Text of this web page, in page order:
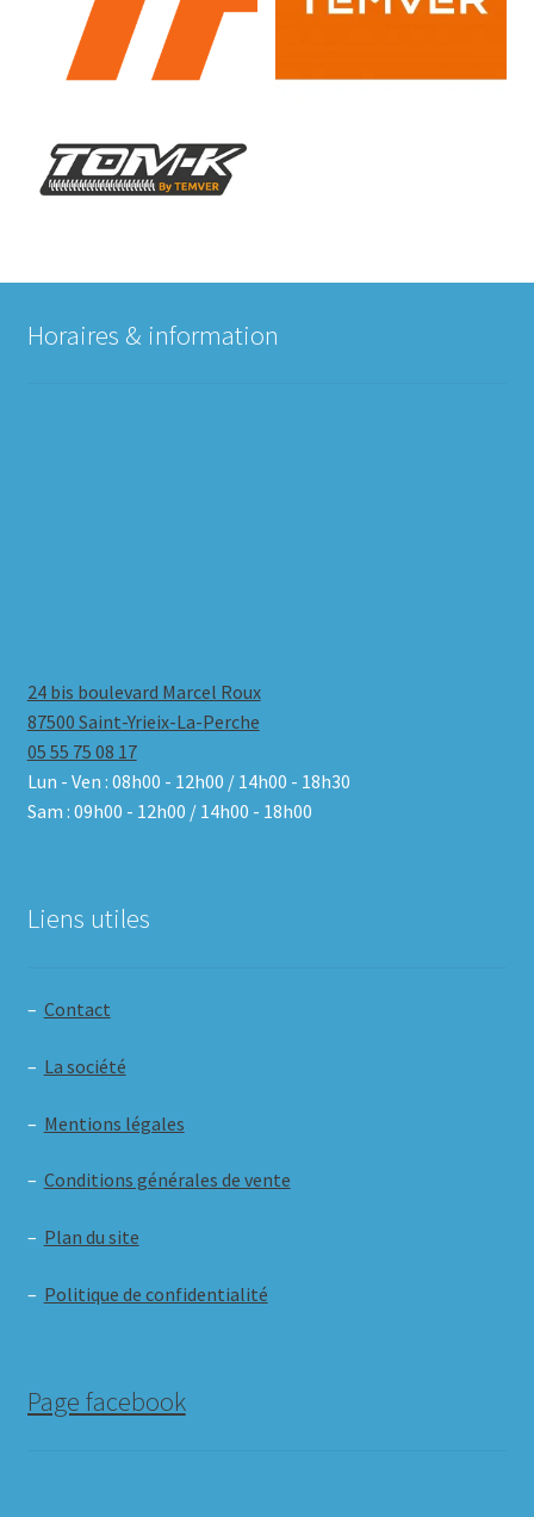
Horaires & information
24 bis boulevard Marcel Roux
87500 Saint-Yrieix-La-Perche
05 55 75 08 17
Lun - Ven : 08h00 - 12h00 / 14h00 - 18h30
Sam : 09h00 - 12h00 / 14h00 - 18h00
Liens utiles
– Contact
– La société
– Mentions légales
– Conditions générales de vente
– Plan du site
– Politique de confidentialité
Page facebook